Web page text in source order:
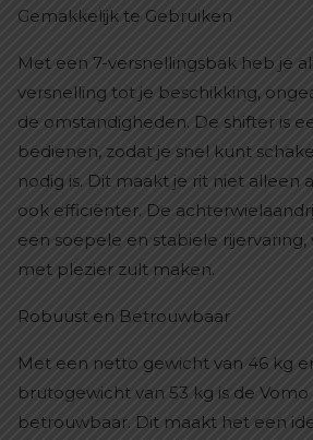
Gemakkelijk te Gebruiken
Met een 7-versnellingsbak heb je
versnelling tot je beschikking,
de omstandigheden. De shifter is
bedienen, zodat je snel kunt
nodig is. Dit maakt je rit niet alleen
ook efficiënter. De
een soepele en stabiele
met plezier zult maken.
Robuust en Betrouwbaar
Met een netto gewicht van 46 kg
brutogewicht van 53 kg is de Vomo
betrouwbaar. Dit maakt het een